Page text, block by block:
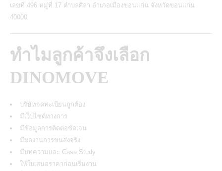
เลขที่ 496 หมู่ที่ 17 ตำบลศิลา อำเภอเมืองขอนแก่น จังหวัดขอนแก่น
40000
ทำไมลูกค้าจึงเลือก
DINOMOVE
บริษัทจดทะเบียนถูกต้อง
มีเว็บไซต์ทางการ
มีข้อมูลการติดต่อชัดเจน
มีผลงานการขนส่งจริง
มีบทความและ Case Study
ให้ใบเสนอราคาก่อนเริ่มงาน